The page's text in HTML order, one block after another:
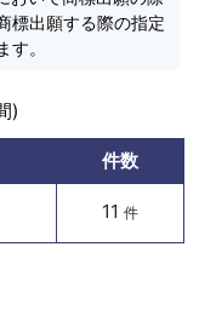
標出願する際の指定
。
)
件数
11 件